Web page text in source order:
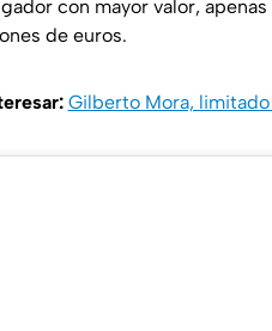
con mayor valor,
de euros.
Gilberto Mora,